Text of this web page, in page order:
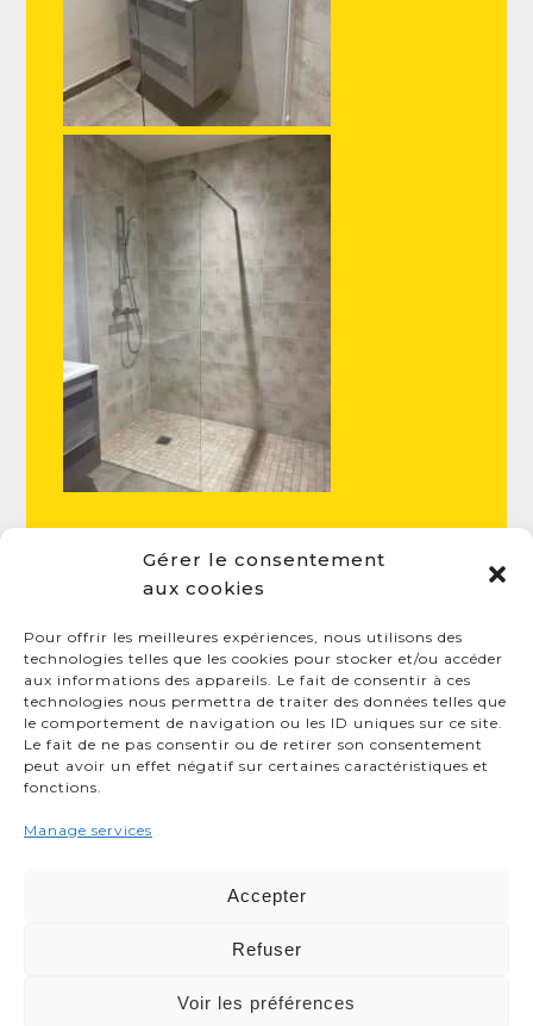
Gérer le consentement
aux cookies
Pour offrir les meilleures expériences, nous utilisons des
technologies telles que les cookies pour stocker et/ou accéder
aux informations des appareils. Le fait de consentir à ces
technologies nous permettra de traiter des données telles que
le comportement de navigation ou les ID uniques sur ce site.
Le fait de ne pas consentir ou de retirer son consentement
peut avoir un effet négatif sur certaines caractéristiques et
fonctions.
Manage services
Accepter
Refuser
Voir les préférences
LAGADEC
PEN AR HOAS29800SAINT THONAN
02 98 20 22 36
DÉCLARATION DE CONFIDENTIALITÉ